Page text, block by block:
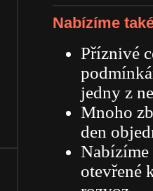
Nabízíme
Příznivé
jedny z
Mnoho
den
Nabízíme
otevřené